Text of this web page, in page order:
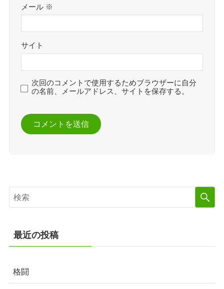
メール ※
サイト
次回のコメントで使用するためブラウザーに自分
の名前、メールアドレス、サイトを保存する。
最近の投稿
格闘